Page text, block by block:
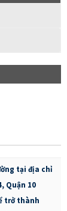
tại địa chỉ
Quận 10
trở thành